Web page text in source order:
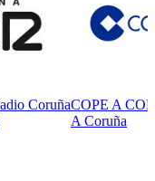
CoruñaCOPE A
A Coruña